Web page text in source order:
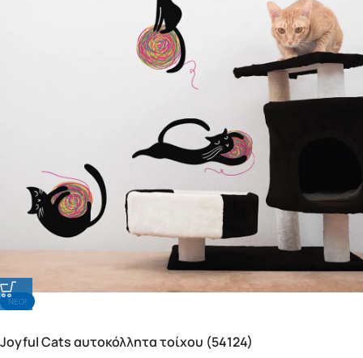
NΕΟ!
Joyful Cats αυτοκόλλητα τοίχου (54124)